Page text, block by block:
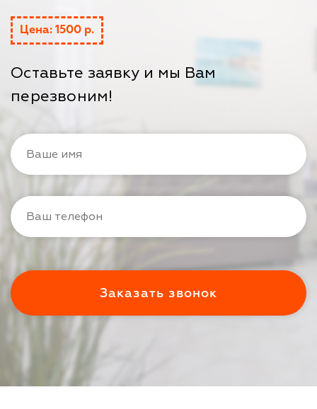
Цена: 1500 р.
Оставьте заявку и мы Вам
перезвоним!